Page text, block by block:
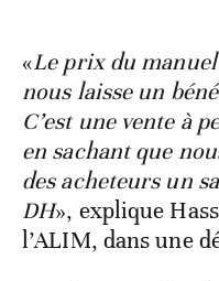
«Le prix du
nous laisse un
C’est une vente à
en sachant que
des acheteurs un
DH», explique
l’ALIM, dans une